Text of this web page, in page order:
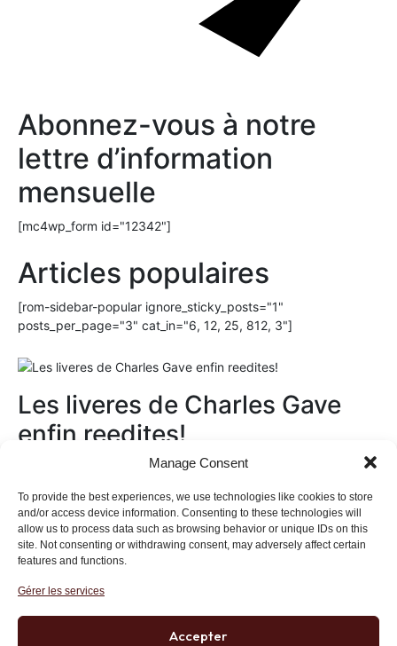
Manage Consent
To provide the best experiences, we use technologies like cookies to store
and/or access device information. Consenting to these technologies will
allow us to process data such as browsing behavior or unique IDs on this
site. Not consenting or withdrawing consent, may adversely affect certain
features and functions.
Gérer les services
Accepter
Abonnez-vous à notre
lettre d’information
mensuelle
[mc4wp_form id="12342"]
Articles populaires
[rom-sidebar-popular ignore_sticky_posts="1"
posts_per_page="3" cat_in="6, 12, 25, 812, 3"]
Les liveres de Charles Gave
enfin reedites!
Institut des Libertés